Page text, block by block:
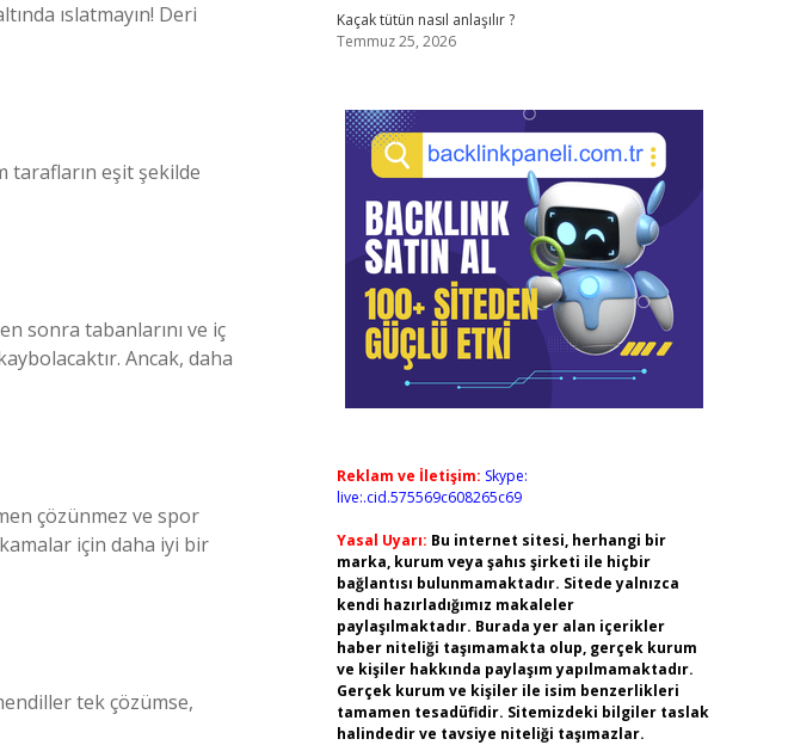
ıslatmayın! Deri
tarafların eşit şekilde
sonra tabanlarını ve iç
Ancak, daha
çözünmez ve spor
için daha iyi bir
tek çözümse,
Kaçak tütün nasıl anlaşılır ?
Temmuz 25, 2026
Reklam ve İletişim: Skype:
live:.cid.575569c608265c69
Yasal Uyarı: Bu internet sitesi, herhangi bir
marka, kurum veya şahıs şirketi ile hiçbir
bağlantısı bulunmamaktadır. Sitede yalnızca
kendi hazırladığımız makaleler
paylaşılmaktadır. Burada yer alan içerikler
haber niteliği taşımamakta olup, gerçek kurum
ve kişiler hakkında paylaşım yapılmamaktadır.
Gerçek kurum ve kişiler ile isim benzerlikleri
tamamen tesadüfidir. Sitemizdeki bilgiler taslak
halindedir ve tavsiye niteliği taşımazlar.